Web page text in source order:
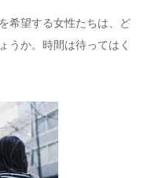
希望する女性たちは、ど
うか。時間は待ってはく